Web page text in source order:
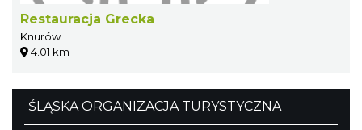
Restauracja Grecka
Knurów
4.01 km
ŚLĄSKA ORGANIZACJA TURYSTYCZNA